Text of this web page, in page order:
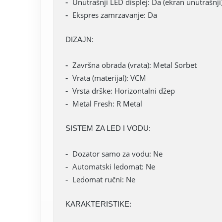
Ekspres zamrzavanje: Da
DIZAJN:
Završna obrada (vrata): Metal Sorbet
Vrata (materijal): VCM
Vrsta drške: Horizontalni džep
Metal Fresh: R Metal
SISTEM ZA LED I VODU:
Dozator samo za vodu: Ne
Automatski ledomat: Ne
Ledomat ručni: Ne
KARAKTERISTIKE: